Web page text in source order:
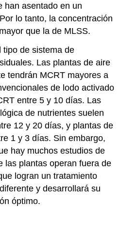
han asentado en un
lo tanto, la concentración
que la de MLSS.
tipo de sistema de
Las plantas de aire
tendrán MCRT mayores a
de lodo activado
entre 5 y 10 días. Las
de nutrientes suelen
12 y 20 días, y plantas de
1 y 3 días. Sin embargo,
hay muchos estudios de
las plantas operan fuera de
logran un tratamiento
y desarrollará su
óptimo.